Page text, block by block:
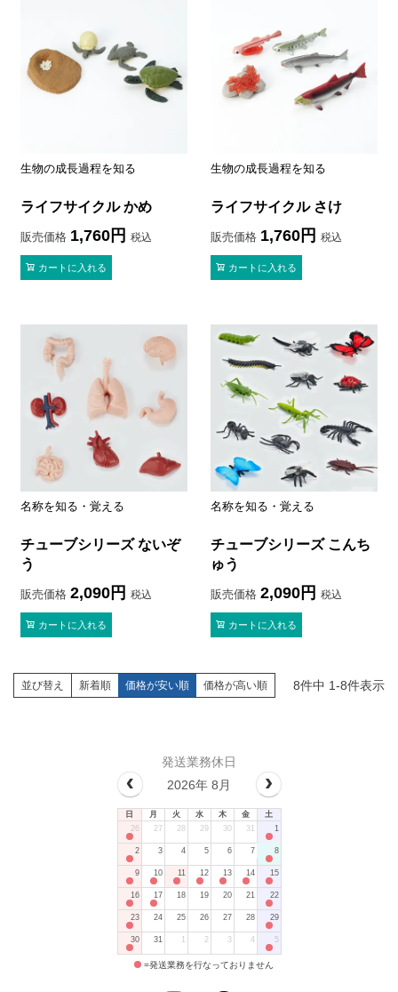
生物の成長過程を知る
ライフサイクル かめ
販売価格 1,760 税込
カートに入れる
生物の成長過程を知る
ライフサイクル さけ
販売価格 1,760 税込
カートに入れる
名称を知る・覚える
チューブシリーズ ないぞ
う
販売価格 2,090 税込
カートに入れる
名称を知る・覚える
チューブシリーズ こんち
ゅう
販売価格 2,090 税込
カートに入れる
並び替え 新着順 価格が安い順 価格が高い順 8件中 1-8件表示
発送業務休日
2026年 8月
日 月 火 水 木 金
土
26
27 28 29 30 31 1
2 3 4 5 6 7 8
9 10 11 12 13 14 15
16 17 18 19 20 21 22
23 24 25 26 27 28 29
30 31 1 2 3 4 5
=発送業務を行なっておりません